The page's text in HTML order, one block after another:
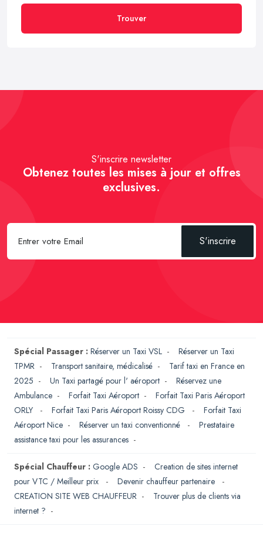
Trouver
S'inscrire newsletter
Obtenez toutes les mises à jour et offres
exclusives.
S'inscrire
Spécial Passager : Réserver un Taxi VSL - Réserver un Taxi
TPMR - Transport sanitaire, médicalisé - Tarif taxi en France en
2025 - Un Taxi partagé pour l' aéroport - Réservez une
Ambulance - Forfait Taxi Aéroport - Forfait Taxi Paris Aéroport
ORLY
- Forfait Taxi Paris Aéroport Roissy CDG - Forfait Taxi
Aéroport Nice - Réserver un taxi conventionné - Prestataire
assistance taxi pour les assurances -
Spécial Chauffeur : Google ADS - Creation de sites internet
pour VTC / Meilleur prix
- Devenir chauffeur partenaire
-
CREATION SITE WEB CHAUFFEUR - Trouver plus de clients via
internet ? -